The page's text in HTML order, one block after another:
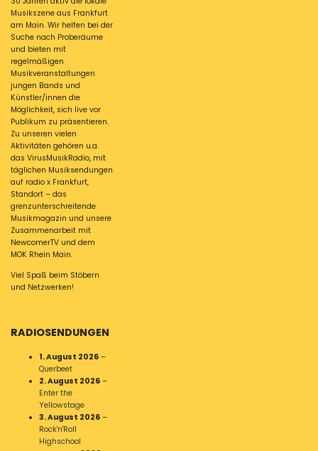
Musikszene aus Frankfurt
am Main. Wir helfen bei der
Suche nach Proberäume
und bieten mit
regelmäßigen
Musikveranstaltungen
jungen Bands und
Künstler/innen die
Möglichkeit, sich live vor
Publikum zu präsentieren.
Zu unseren vielen
Aktivitäten gehören u.a.
das VirusMusikRadio, mit
täglichen Musiksendungen
auf radio x Frankfurt,
Standort – das
grenzunterschreitende
Musikmagazin und unsere
Zusammenarbeit mit
NewcomerTV und dem
MOK Rhein Main.
Viel Spaß beim Stöbern
und Netzwerken!
RADIOSENDUNGEN
1. August 2026 –
Querbeet
2. August 2026 –
Enter the
Yellowstage
3. August 2026 –
Rock'n'Roll
Highschool